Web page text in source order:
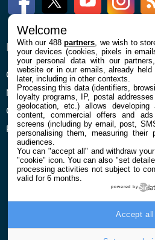
ENTREPRISE
Qui sommes nous
Mentions légales et CGU
Confidentialité et Cookies
Préférences cookies
À
La
Welcome
With our 488partners , we wish to
your devices (cookies, pixels in
your personal data with our
website or in our emails, already
later, including in other contexts.
Processing this data (identifiers,
loyalty programs, IP, postal
geolocation, etc.) allows
content, commercial offers and
screens (including by email, post,
personalising them, measuring their
audiences.
You can "accept all" and withdraw
"cookie" icon. You can also "set
processing activities not subject to
valid for 6 months.
powered by
Accept all